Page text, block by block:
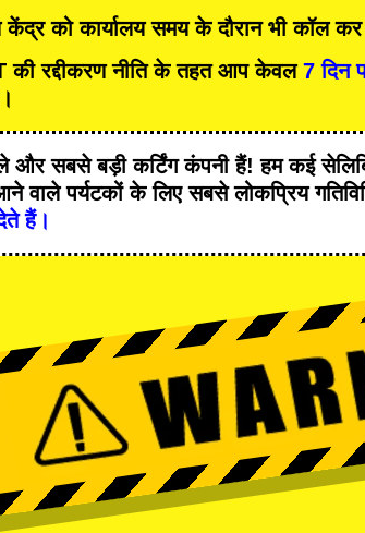
केंद्र को कार्यालय समय के दौरान भी कॉल
रद्दीकरण नीति के तहत आप केवल7 दिन
औरसबसे बड़ी कर्टिंग कंपनीहैं! हमकई
वाले पर्यटकों के लिएसबसे लोकप्रिय
हैं।